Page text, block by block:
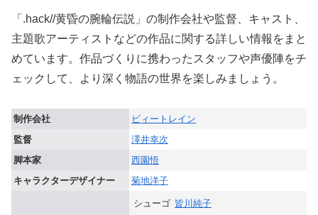
「.hack//黄昏の腕輪伝説」の制作会社や監督、キャスト、
主題歌アーティストなどの作品に関する詳しい情報をまと
めています。作品づくりに携わったスタッフや声優陣をチ
ェックして、より深く物語の世界を楽しみましょう。
制作会社
ビィートレイン
監督
澤井幸次
脚本家
西園悟
キャラクターデザイナー
菊地洋子
シューゴ 皆川純子